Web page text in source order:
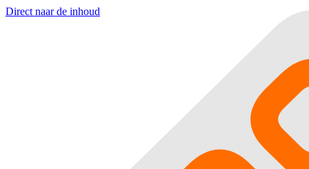
Direct naar de inhoud